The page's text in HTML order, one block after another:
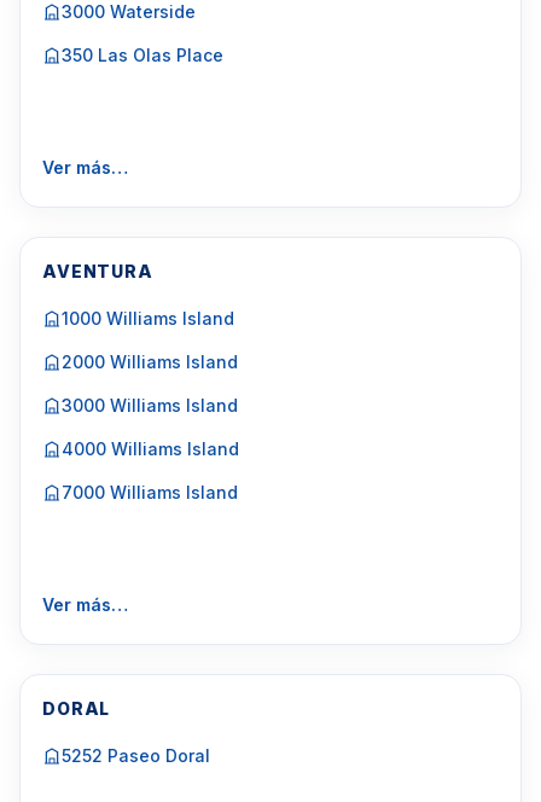
3000 Waterside
350 Las Olas Place
Ver más…
AVENTURA
1000 Williams Island
2000 Williams Island
3000 Williams Island
4000 Williams Island
7000 Williams Island
Ver más…
DORAL
5252 Paseo Doral